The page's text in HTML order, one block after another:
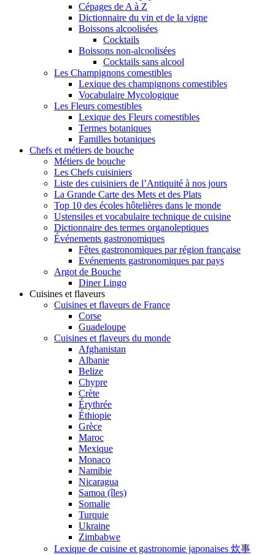
Cépages de A à Z
Dictionnaire du vin et de la vigne
Boissons alcoolisées
Cocktails
Boissons non-alcoolisées
Cocktails sans alcool
Les Champignons comestibles
Lexique des champignons comestibles
Vocabulaire Mycologique
Les Fleurs comestibles
Lexique des Fleurs comestibles
Termes botaniques
Familles botaniques
Chefs et métiers de bouche
Métiers de bouche
Les Chefs cuisiniers
Liste des cuisiniers de l’Antiquité à nos jours
La Grande Carte des Mets et des Plats
Top 10 des écoles hôtelières dans le monde
Ustensiles et vocabulaire technique de cuisine
Dictionnaire des termes organoleptiques
Événements gastronomiques
Fêtes gastronomiques par région française
Evénements gastronomiques par pays
Argot de Bouche
Diner Lingo
Cuisines et flaveurs
Cuisines et flaveurs de France
Corse
Guadeloupe
Cuisines et flaveurs du monde
Afghanistan
Albanie
Belize
Chypre
Crète
Érythrée
Éthiopie
Grèce
Maroc
Mexique
Monaco
Namibie
Nicaragua
Samoa (îles)
Somalie
Turquie
Ukraine
Zimbabwe
Lexique de cuisine et gastronomie japonaises 炊事